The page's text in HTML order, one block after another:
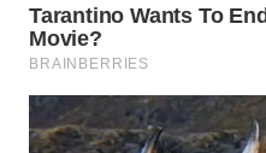
WN
WN